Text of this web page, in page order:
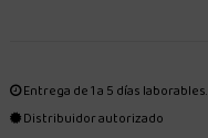
Entrega de 1 a 5 días laborables.
Distribuidor autorizado